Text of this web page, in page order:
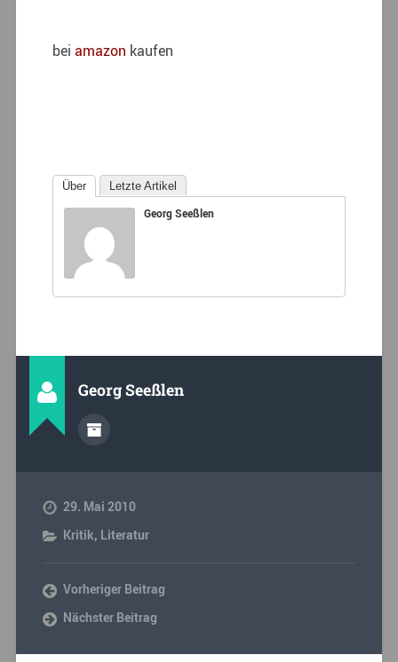
beiamazon kaufen
Über Letzte Artikel
Georg Seeßlen
Georg Seeßlen
29. Mai 2010
Kritik, Literatur
Vorheriger Beitrag
Nächster Beitrag